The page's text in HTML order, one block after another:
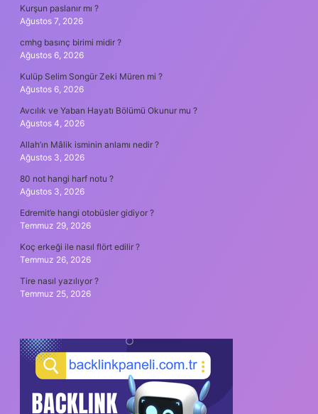
Kurşun paslanır mı ?
Ağustos 7, 2026
cmhg basınç birimi midir ?
Ağustos 6, 2026
Kulüp Selim Songür Zeki Müren mi ?
Ağustos 6, 2026
Avcılık ve Yaban Hayatı Bölümü Okunur mu ?
Ağustos 4, 2026
Allah’ın Mâlik isminin anlamı nedir ?
Ağustos 3, 2026
80 not hangi harf notu ?
Ağustos 3, 2026
Edremit’e hangi otobüsler gidiyor ?
Temmuz 29, 2026
Koç erkeği ile nasıl flört edilir ?
Temmuz 26, 2026
Tire nasıl yazılıyor ?
Temmuz 25, 2026